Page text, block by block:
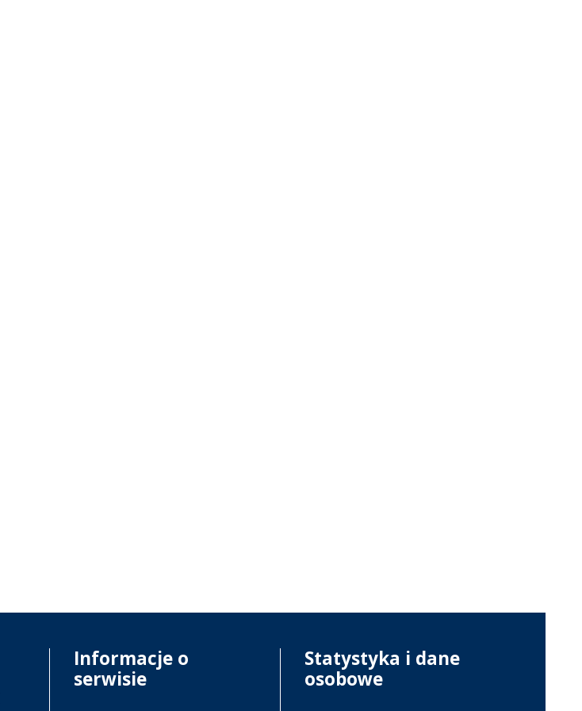
Informacje o
serwisie
Statystyka i dane
osobowe